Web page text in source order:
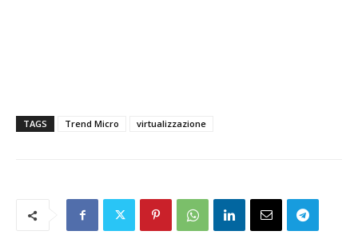
TAGS Trend Micro virtualizzazione